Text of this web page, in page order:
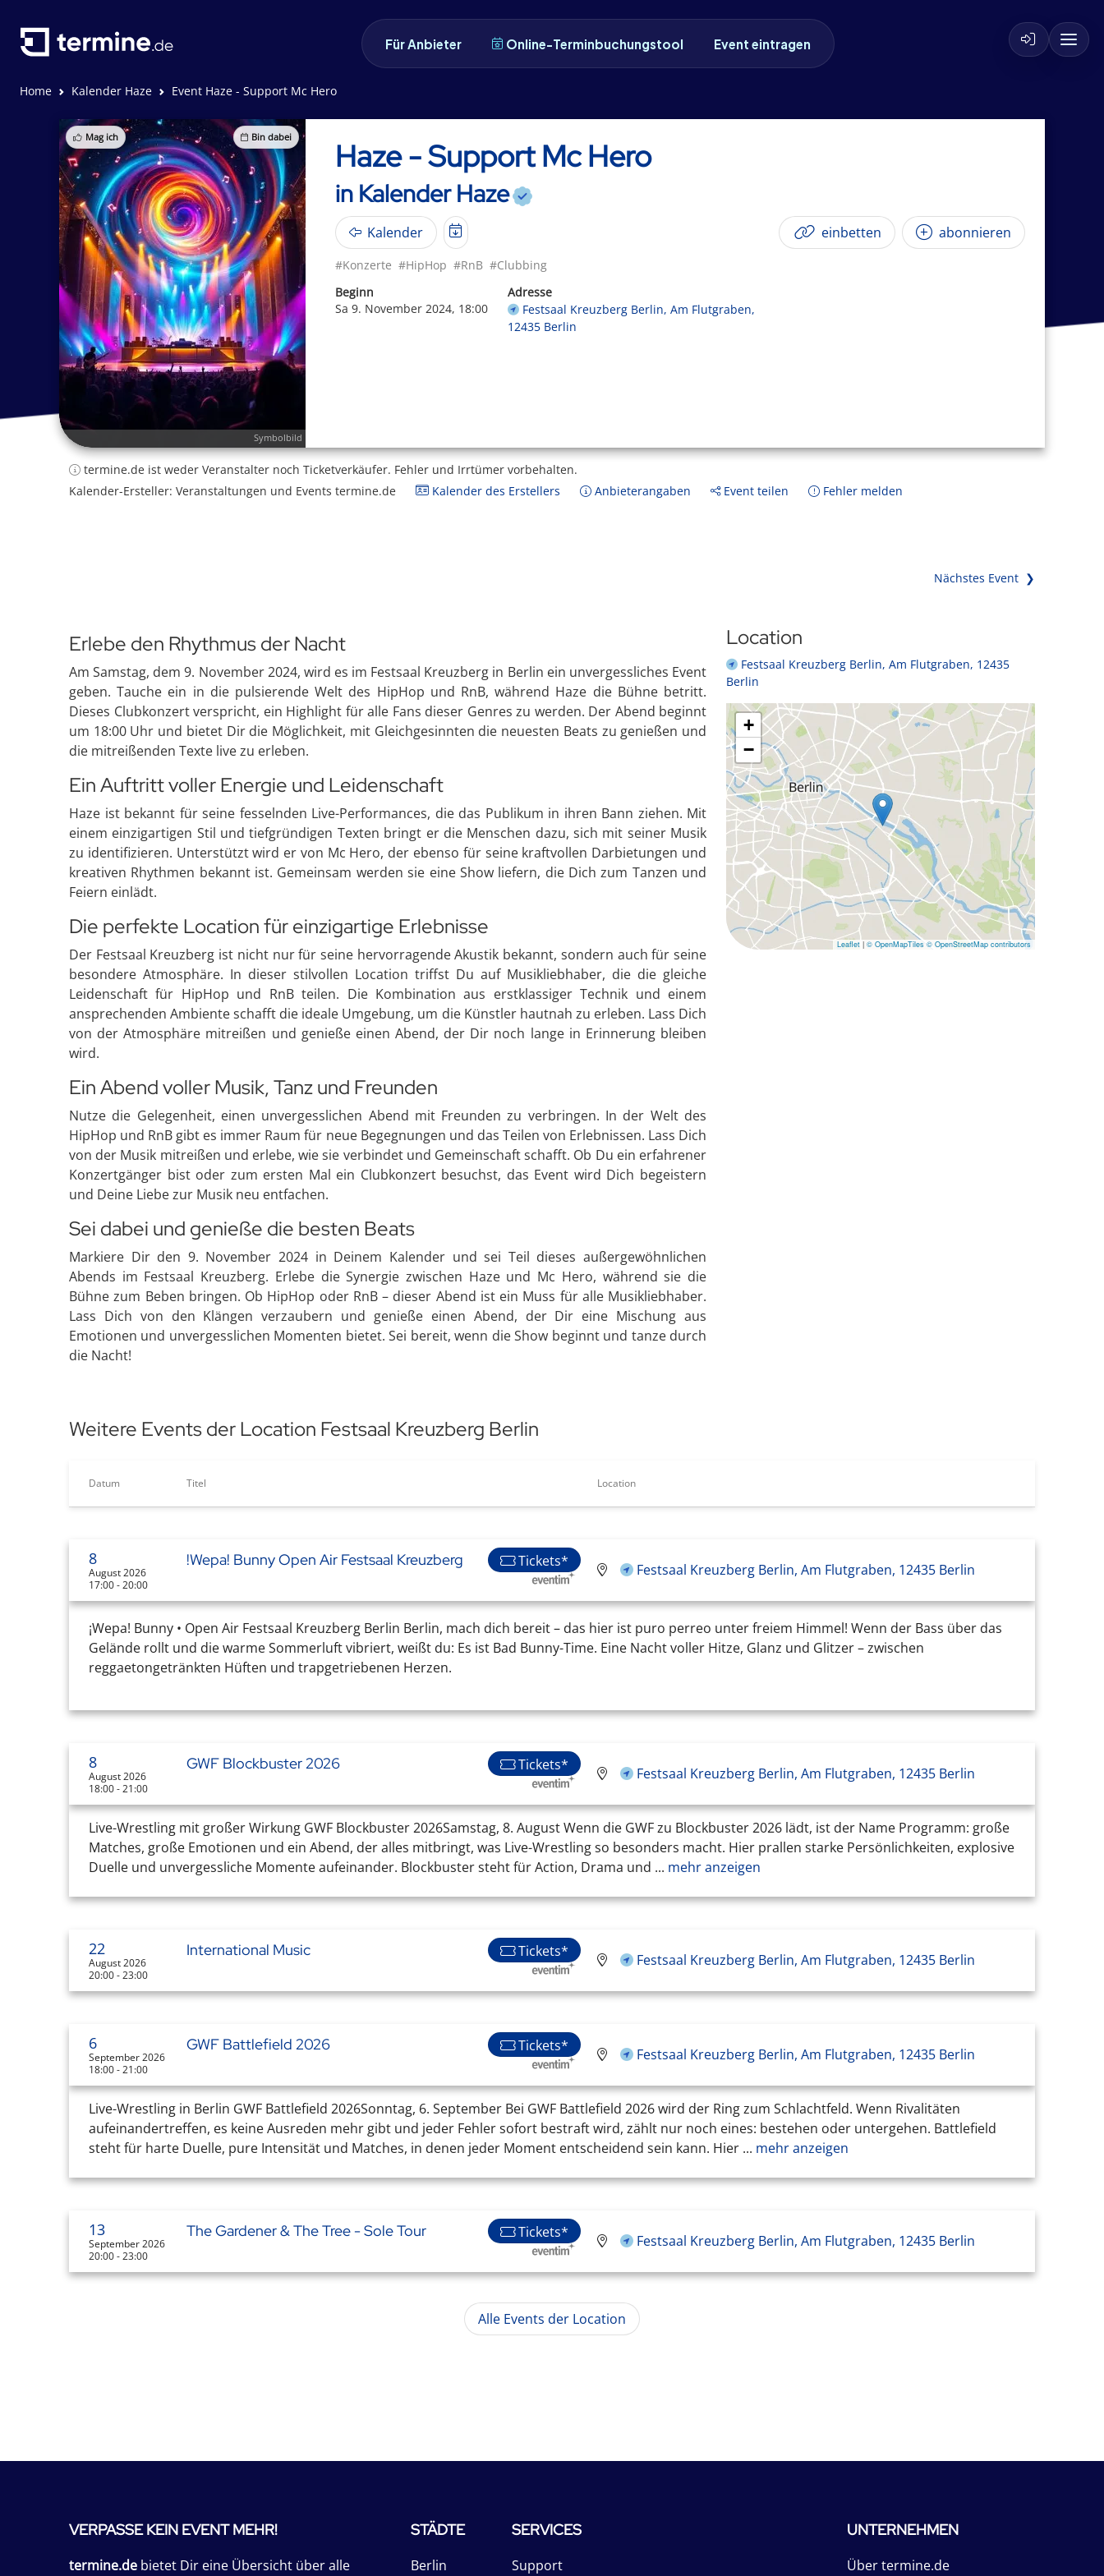
Für Anbieter Online-Terminbuchungstool Event eintragen
Home Kalender Haze Event Haze - Support Mc Hero
Mag ich Bin dabei
Symbolbild
Haze - Support Mc Hero
in Kalender Haze
Kalender einbetten abonnieren
#Konzerte #HipHop #RnB #Clubbing
Beginn
Sa 9. November 2024, 18:00
Adresse
Festsaal Kreuzberg Berlin, Am Flutgraben,
12435 Berlin
termine.de ist weder Veranstalter noch Ticketverkäufer. Fehler und Irrtümer vorbehalten.
Kalender-Ersteller: Veranstaltungen und Events termine.de
Kalender des Erstellers Anbieterangaben Event teilen Fehler melden
Nächstes Event ❯
Erlebe den Rhythmus der Nacht
Am Samstag, dem 9. November 2024, wird es im Festsaal Kreuzberg in Berlin ein unvergessliches Event
geben. Tauche ein in die pulsierende Welt des HipHop und RnB, während Haze die Bühne betritt.
Dieses Clubkonzert verspricht, ein Highlight für alle Fans dieser Genres zu werden. Der Abend beginnt
um 18:00 Uhr und bietet Dir die Möglichkeit, mit Gleichgesinnten die neuesten Beats zu genießen und
die mitreißenden Texte live zu erleben.
Ein Auftritt voller Energie und Leidenschaft
Haze ist bekannt für seine fesselnden Live-Performances, die das Publikum in ihren Bann ziehen. Mit
einem einzigartigen Stil und tiefgründigen Texten bringt er die Menschen dazu, sich mit seiner Musik
zu identifizieren. Unterstützt wird er von Mc Hero, der ebenso für seine kraftvollen Darbietungen und
kreativen Rhythmen bekannt ist. Gemeinsam werden sie eine Show liefern, die Dich zum Tanzen und
Feiern einlädt.
Die perfekte Location für einzigartige Erlebnisse
Der Festsaal Kreuzberg ist nicht nur für seine hervorragende Akustik bekannt, sondern auch für seine
besondere Atmosphäre. In dieser stilvollen Location triffst Du auf Musikliebhaber, die die gleiche
Leidenschaft für HipHop und RnB teilen. Die Kombination aus erstklassiger Technik und einem
ansprechenden Ambiente schafft die ideale Umgebung, um die Künstler hautnah zu erleben. Lass Dich
von der Atmosphäre mitreißen und genieße einen Abend, der Dir noch lange in Erinnerung bleiben
wird.
Ein Abend voller Musik, Tanz und Freunden
Nutze die Gelegenheit, einen unvergesslichen Abend mit Freunden zu verbringen. In der Welt des
HipHop und RnB gibt es immer Raum für neue Begegnungen und das Teilen von Erlebnissen. Lass Dich
von der Musik mitreißen und erlebe, wie sie verbindet und Gemeinschaft schafft. Ob Du ein erfahrener
Konzertgänger bist oder zum ersten Mal ein Clubkonzert besuchst, das Event wird Dich begeistern
und Deine Liebe zur Musik neu entfachen.
Sei dabei und genieße die besten Beats
Markiere Dir den 9. November 2024 in Deinem Kalender und sei Teil dieses außergewöhnlichen
Abends im Festsaal Kreuzberg. Erlebe die Synergie zwischen Haze und Mc Hero, während sie die
Bühne zum Beben bringen. Ob HipHop oder RnB – dieser Abend ist ein Muss für alle Musikliebhaber.
Lass Dich von den Klängen verzaubern und genieße einen Abend, der Dir eine Mischung aus
Emotionen und unvergesslichen Momenten bietet. Sei bereit, wenn die Show beginnt und tanze durch
die Nacht!
Location
Festsaal Kreuzberg Berlin, Am Flutgraben, 12435
Berlin
+
−
Leaflet | © OpenMapTiles © OpenStreetMap contributors
Weitere Events der Location Festsaal Kreuzberg Berlin
Datum Titel Location
8
August 2026
17:00 - 20:00
!Wepa! Bunny Open Air Festsaal Kreuzberg Tickets*
Festsaal Kreuzberg Berlin, Am Flutgraben, 12435 Berlin
¡Wepa! Bunny • Open Air Festsaal Kreuzberg Berlin Berlin, mach dich bereit – das hier ist puro perreo unter freiem Himmel! Wenn der Bass über das
Gelände rollt und die warme Sommerluft vibriert, weißt du: Es ist Bad Bunny-Time. Eine Nacht voller Hitze, Glanz und Glitzer – zwischen
reggaetongetränkten Hüften und trapgetriebenen Herzen.
8
August 2026
18:00 - 21:00
GWF Blockbuster 2026 Tickets*
Festsaal Kreuzberg Berlin, Am Flutgraben, 12435 Berlin
Live-Wrestling mit großer Wirkung GWF Blockbuster 2026Samstag, 8. August Wenn die GWF zu Blockbuster 2026 lädt, ist der Name Programm: große
Matches, große Emotionen und ein Abend, der alles mitbringt, was Live-Wrestling so besonders macht. Hier prallen starke Persönlichkeiten, explosive
Duelle und unvergessliche Momente aufeinander. Blockbuster steht für Action, Drama und ... mehr anzeigen
22
August 2026
20:00 - 23:00
International Music Tickets*
Festsaal Kreuzberg Berlin, Am Flutgraben, 12435 Berlin
6
September 2026
18:00 - 21:00
GWF Battlefield 2026 Tickets*
Festsaal Kreuzberg Berlin, Am Flutgraben, 12435 Berlin
Live-Wrestling in Berlin GWF Battlefield 2026Sonntag, 6. September Bei GWF Battlefield 2026 wird der Ring zum Schlachtfeld. Wenn Rivalitäten
aufeinandertreffen, es keine Ausreden mehr gibt und jeder Fehler sofort bestraft wird, zählt nur noch eines: bestehen oder untergehen. Battlefield
steht für harte Duelle, pure Intensität und Matches, in denen jeder Moment entscheidend sein kann. Hier ... mehr anzeigen
13
September 2026
20:00 - 23:00
The Gardener & The Tree - Sole Tour Tickets*
Festsaal Kreuzberg Berlin, Am Flutgraben, 12435 Berlin
Alle Events der Location
VERPASSE KEIN EVENT MEHR!
termine.de bietet Dir eine Übersicht über alle
STÄDTE
Berlin
SERVICES
Support
UNTERNEHMEN
Über termine.de